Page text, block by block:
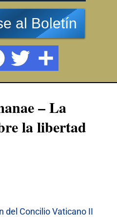
al Boletín
– La
la libertad
del Concilio Vaticano II